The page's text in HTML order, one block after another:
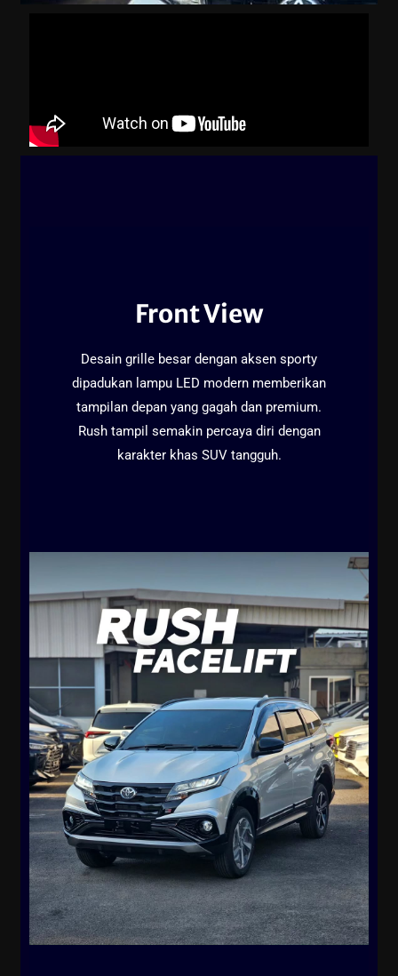
Front View
Desain grille besar dengan aksen sporty
dipadukan lampu LED modern memberikan
tampilan depan yang gagah dan premium.
Rush tampil semakin percaya diri dengan
karakter khas SUV tangguh.